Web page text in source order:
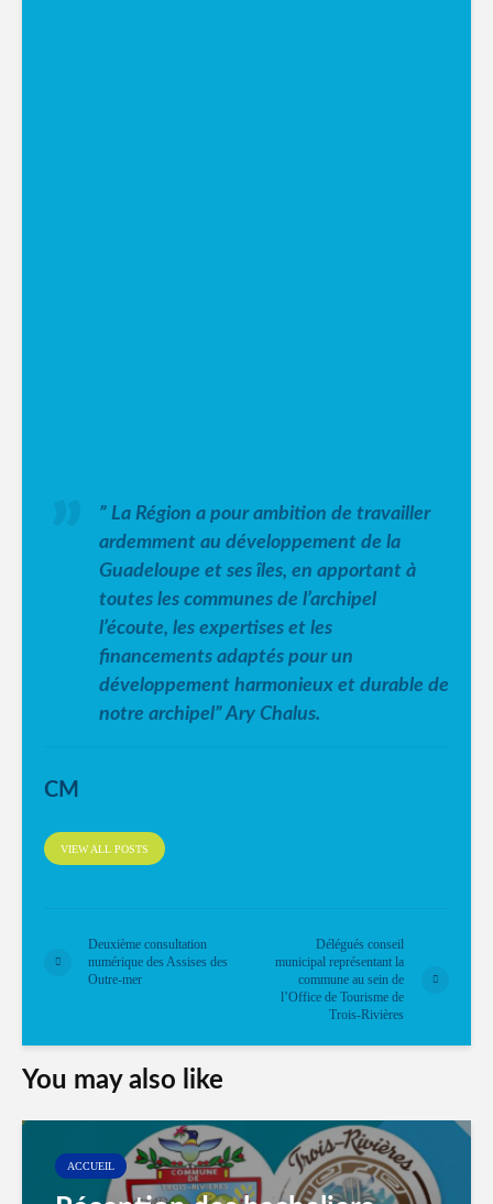
” La Région a pour ambition de travailler
ardemment au développement de la
Guadeloupe et ses îles, en apportant à
toutes les communes de l’archipel
l’écoute, les expertises et les
financements adaptés pour un
développement harmonieux et durable de
notre archipel” Ary Chalus.
CM
VIEW ALL POSTS
Deuxième consultation
numérique des Assises des
Outre-mer
Délégués conseil
municipal représentant la
commune au sein de
l’Office de Tourisme de
Trois-Rivières
You may also like
ACCUEIL